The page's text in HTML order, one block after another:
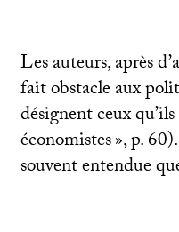
Les auteurs, après
fait obstacle aux
désignent ceux
économistes», p.
souvent entendue